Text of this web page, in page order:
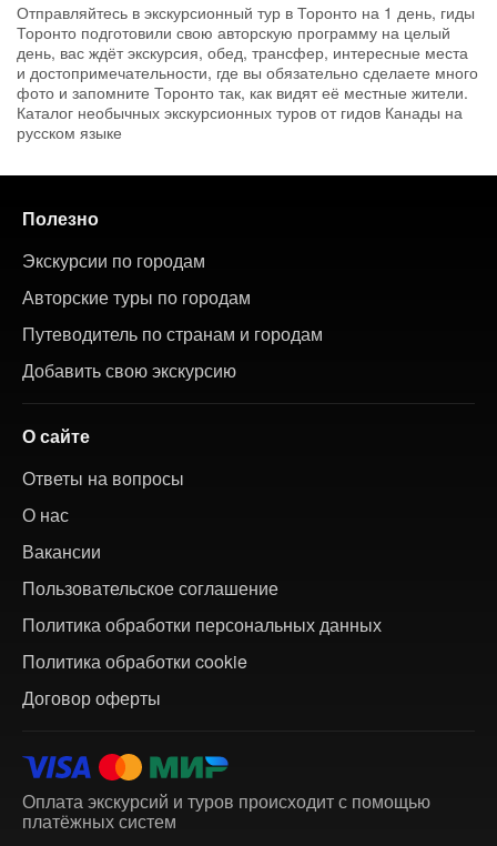
Отправляйтесь в экскурсионный тур в Торонто на 1 день, гиды
Торонто подготовили свою авторскую программу на целый
день, вас ждёт экскурсия, обед, трансфер, интересные места
и достопримечательности, где вы обязательно сделаете много
фото и запомните Торонто так, как видят её местные жители.
Каталог необычных экскурсионных туров от гидов Канады на
русском языке
Полезно
Экскурсии по городам
Авторские туры по городам
Путеводитель по странам и городам
Добавить свою экскурсию
О сайте
Ответы на вопросы
О нас
Вакансии
Пользовательское соглашение
Политика обработки персональных данных
Политика обработки cookie
Договор оферты
Оплата экскурсий и туров происходит с помощью
платёжных систем